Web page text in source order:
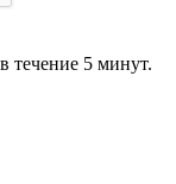
течение 5 минут.